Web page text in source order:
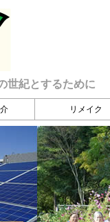
世紀とするために
リメイク